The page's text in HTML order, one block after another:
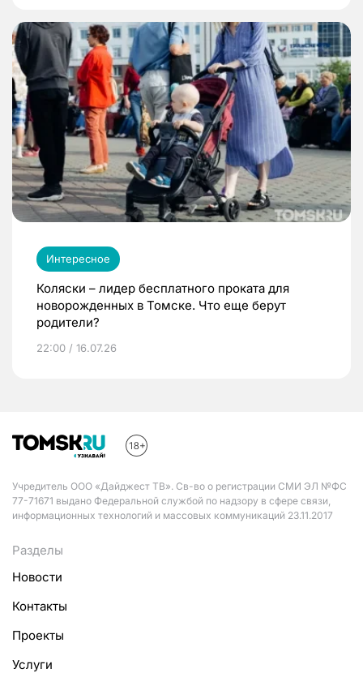
Интересное
Коляски – лидер бесплатного проката для
новорожденных в Томске. Что еще берут
родители?
22:00 / 16.07.26
Учредитель ООО «Дайджест ТВ». Св-во о регистрации СМИ ЭЛ №ФС
77-71671 выдано Федеральной службой по надзору в сфере связи,
информационных технологий и массовых коммуникаций 23.11.2017
Разделы
Новости
Контакты
Проекты
Услуги